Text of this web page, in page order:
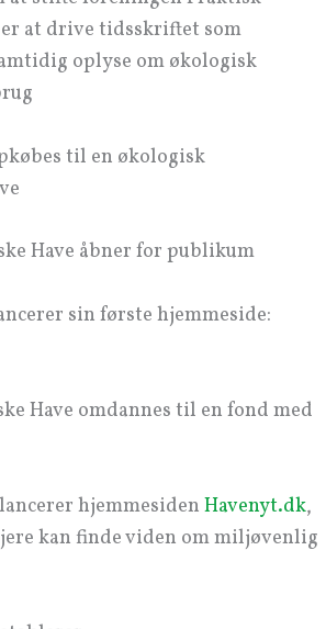
at drive tidsskriftet som
oplyse om økologisk
til en økologisk
Have åbner for publikum
sin første hjemmeside:
Have omdannes til en fond med
hjemmesiden Havenyt.dk,
kan finde viden om miljøvenlig